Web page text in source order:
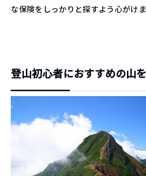
な保険をしっかりと探すよう心がけま
登山初心者におすすめの山